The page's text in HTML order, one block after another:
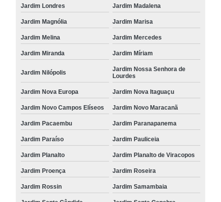
Jardim Londres Jardim Madalena
Jardim Magnólia Jardim Marisa
Jardim Melina Jardim Mercedes
Jardim Miranda Jardim Míriam
Jardim Nilópolis
Jardim Nossa Senhora de
Lourdes
Jardim Nova Europa Jardim Nova Itaguaçu
Jardim Novo Campos Elíseos Jardim Novo Maracanã
Jardim Pacaembu Jardim Paranapanema
Jardim Paraíso Jardim Pauliceia
Jardim Planalto Jardim Planalto de Viracopos
Jardim Proença Jardim Roseira
Jardim Rossin Jardim Samambaia